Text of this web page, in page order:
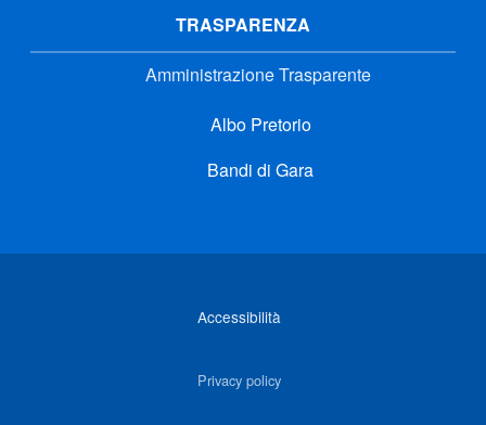
TRASPARENZA
Amministrazione Trasparente
Albo Pretorio
Bandi di Gara
Accessibilità
Privacy policy